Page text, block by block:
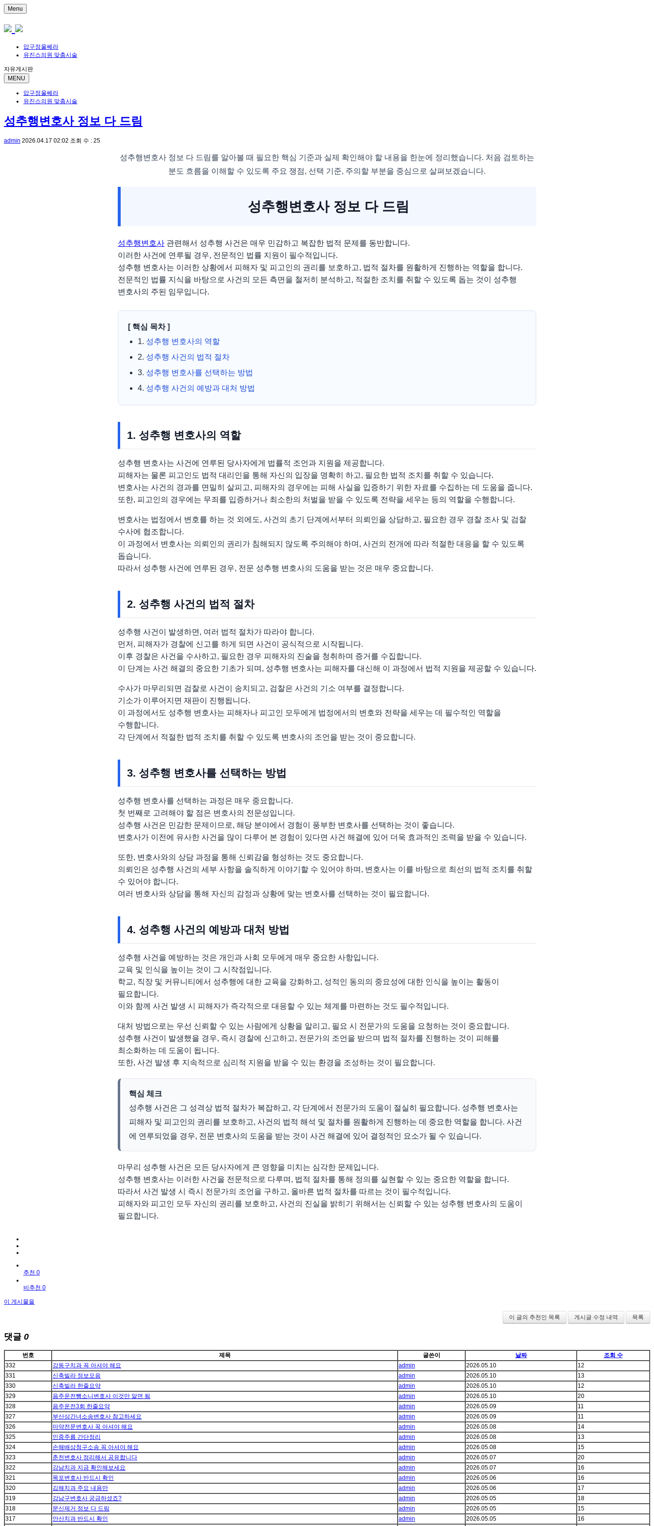
Menu
압구정울쎄라
유진스의원 맞춤시술
자유게시판
MENU
압구정울쎄라
유진스의원 맞춤시술
성추행변호사 정보 다 드림
admin 2026.04.17 02:02 조회 수 : 25
성추행변호사 정보 다 드림를 알아볼 때 필요한 핵심 기준과 실제 확인해야 할 내용을 한눈에 정리했습니다. 처음 검토하는
분도 흐름을 이해할 수 있도록 주요 쟁점, 선택 기준, 주의할 부분을 중심으로 살펴보겠습니다.
성추행변호사 정보 다 드림
성추행변호사 관련해서 성추행 사건은 매우 민감하고 복잡한 법적 문제를 동반합니다.
이러한 사건에 연루될 경우, 전문적인 법률 지원이 필수적입니다.
성추행 변호사는 이러한 상황에서 피해자 및 피고인의 권리를 보호하고, 법적 절차를 원활하게 진행하는 역할을 합니다.
전문적인 법률 지식을 바탕으로 사건의 모든 측면을 철저히 분석하고, 적절한 조치를 취할 수 있도록 돕는 것이 성추행
변호사의 주된 임무입니다.
[ 핵심 목차 ]
1. 성추행 변호사의 역할
2. 성추행 사건의 법적 절차
3. 성추행 변호사를 선택하는 방법
4. 성추행 사건의 예방과 대처 방법
1. 성추행 변호사의 역할
성추행 변호사는 사건에 연루된 당사자에게 법률적 조언과 지원을 제공합니다.
피해자는 물론 피고인도 법적 대리인을 통해 자신의 입장을 명확히 하고, 필요한 법적 조치를 취할 수 있습니다.
변호사는 사건의 경과를 면밀히 살피고, 피해자의 경우에는 피해 사실을 입증하기 위한 자료를 수집하는 데 도움을 줍니다.
또한, 피고인의 경우에는 무죄를 입증하거나 최소한의 처벌을 받을 수 있도록 전략을 세우는 등의 역할을 수행합니다.
변호사는 법정에서 변호를 하는 것 외에도, 사건의 초기 단계에서부터 의뢰인을 상담하고, 필요한 경우 경찰 조사 및 검찰
수사에 협조합니다.
이 과정에서 변호사는 의뢰인의 권리가 침해되지 않도록 주의해야 하며, 사건의 전개에 따라 적절한 대응을 할 수 있도록
돕습니다.
따라서 성추행 사건에 연루된 경우, 전문 성추행 변호사의 도움을 받는 것은 매우 중요합니다.
2. 성추행 사건의 법적 절차
성추행 사건이 발생하면, 여러 법적 절차가 따라야 합니다.
먼저, 피해자가 경찰에 신고를 하게 되면 사건이 공식적으로 시작됩니다.
이후 경찰은 사건을 수사하고, 필요한 경우 피해자의 진술을 청취하며 증거를 수집합니다.
이 단계는 사건 해결의 중요한 기초가 되며, 성추행 변호사는 피해자를 대신해 이 과정에서 법적 지원을 제공할 수 있습니다.
수사가 마무리되면 검찰로 사건이 송치되고, 검찰은 사건의 기소 여부를 결정합니다.
기소가 이루어지면 재판이 진행됩니다.
이 과정에서도 성추행 변호사는 피해자나 피고인 모두에게 법정에서의 변호와 전략을 세우는 데 필수적인 역할을
수행합니다.
각 단계에서 적절한 법적 조치를 취할 수 있도록 변호사의 조언을 받는 것이 중요합니다.
3. 성추행 변호사를 선택하는 방법
성추행 변호사를 선택하는 과정은 매우 중요합니다.
첫 번째로 고려해야 할 점은 변호사의 전문성입니다.
성추행 사건은 민감한 문제이므로, 해당 분야에서 경험이 풍부한 변호사를 선택하는 것이 좋습니다.
변호사가 이전에 유사한 사건을 많이 다루어 본 경험이 있다면 사건 해결에 있어 더욱 효과적인 조력을 받을 수 있습니다.
또한, 변호사와의 상담 과정을 통해 신뢰감을 형성하는 것도 중요합니다.
의뢰인은 성추행 사건의 세부 사항을 솔직하게 이야기할 수 있어야 하며, 변호사는 이를 바탕으로 최선의 법적 조치를 취할
수 있어야 합니다.
여러 변호사와 상담을 통해 자신의 감정과 상황에 맞는 변호사를 선택하는 것이 필요합니다.
4. 성추행 사건의 예방과 대처 방법
성추행 사건을 예방하는 것은 개인과 사회 모두에게 매우 중요한 사항입니다.
교육 및 인식을 높이는 것이 그 시작점입니다.
학교, 직장 및 커뮤니티에서 성추행에 대한 교육을 강화하고, 성적인 동의의 중요성에 대한 인식을 높이는 활동이
필요합니다.
이와 함께 사건 발생 시 피해자가 즉각적으로 대응할 수 있는 체계를 마련하는 것도 필수적입니다.
대처 방법으로는 우선 신뢰할 수 있는 사람에게 상황을 알리고, 필요 시 전문가의 도움을 요청하는 것이 중요합니다.
성추행 사건이 발생했을 경우, 즉시 경찰에 신고하고, 전문가의 조언을 받으며 법적 절차를 진행하는 것이 피해를
최소화하는 데 도움이 됩니다.
또한, 사건 발생 후 지속적으로 심리적 지원을 받을 수 있는 환경을 조성하는 것이 필요합니다.
핵심 체크
성추행 사건은 그 성격상 법적 절차가 복잡하고, 각 단계에서 전문가의 도움이 절실히 필요합니다. 성추행 변호사는
피해자 및 피고인의 권리를 보호하고, 사건의 법적 해석 및 절차를 원활하게 진행하는 데 중요한 역할을 합니다. 사건
에 연루되었을 경우, 전문 변호사의 도움을 받는 것이 사건 해결에 있어 결정적인 요소가 될 수 있습니다.
마무리 성추행 사건은 모든 당사자에게 큰 영향을 미치는 심각한 문제입니다.
성추행 변호사는 이러한 사건을 전문적으로 다루며, 법적 절차를 통해 정의를 실현할 수 있는 중요한 역할을 합니다.
따라서 사건 발생 시 즉시 전문가의 조언을 구하고, 올바른 법적 절차를 따르는 것이 필수적입니다.
피해자와 피고인 모두 자신의 권리를 보호하고, 사건의 진실을 밝히기 위해서는 신뢰할 수 있는 성추행 변호사의 도움이
필요합니다.
추천 0
비추천 0
이 게시물을
이 글의 추천인 목록 게시글 수정 내역 목록
댓글 0
번호 제목 글쓴이 날짜
조회 수
332
강동구치과 꼭 아셔야 해요 admin 2026.05.10
12
331
신축빌라 정보모음 admin 2026.05.10
13
330
신축빌라 한줄요약 admin 2026.05.10
12
329
음주운전뺑소니변호사 이것만 알면 됨 admin 2026.05.10
20
328
음주운전3회 한줄요약 admin 2026.05.09
11
327
부산상간녀소송변호사 참고하세요 admin 2026.05.09
11
326
마약전문변호사 꼭 아셔야 해요 admin 2026.05.08
14
325
인중주름 간단정리 admin 2026.05.08
13
324
손해배상청구소송 꼭 아셔야 해요 admin 2026.05.08
15
323
춘천변호사 정리해서 공유합니다 admin 2026.05.07
20
322
강남치과 지금 확인해보세요 admin 2026.05.07
16
321
목포변호사 반드시 확인 admin 2026.05.06
16
320
김해치과 주요 내용만 admin 2026.05.06
17
319
강남구변호사 궁금하셨죠? admin 2026.05.05
18
318
문신제거 정보 다 드림 admin 2026.05.05
15
317
안산치과 반드시 확인 admin 2026.05.05
16